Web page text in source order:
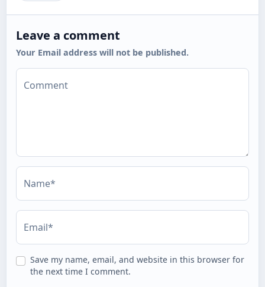
Leave a comment
Your Email address will not be published.
Comment
Name*
Email*
Save my name, email, and website in this browser for
the next time I comment.